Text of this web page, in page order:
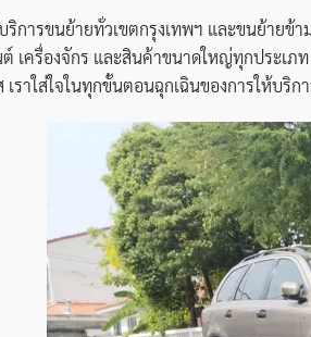
ริการขนย้ายทั่วเขตกรุงเทพฯ และขนย้ายข้า
เครื่องจักร และสินค้าขนาดใหญ่ทุกประเภ
เราใส่ใจในทุกขั้นตอนฉุกเฉินของการให้บริ